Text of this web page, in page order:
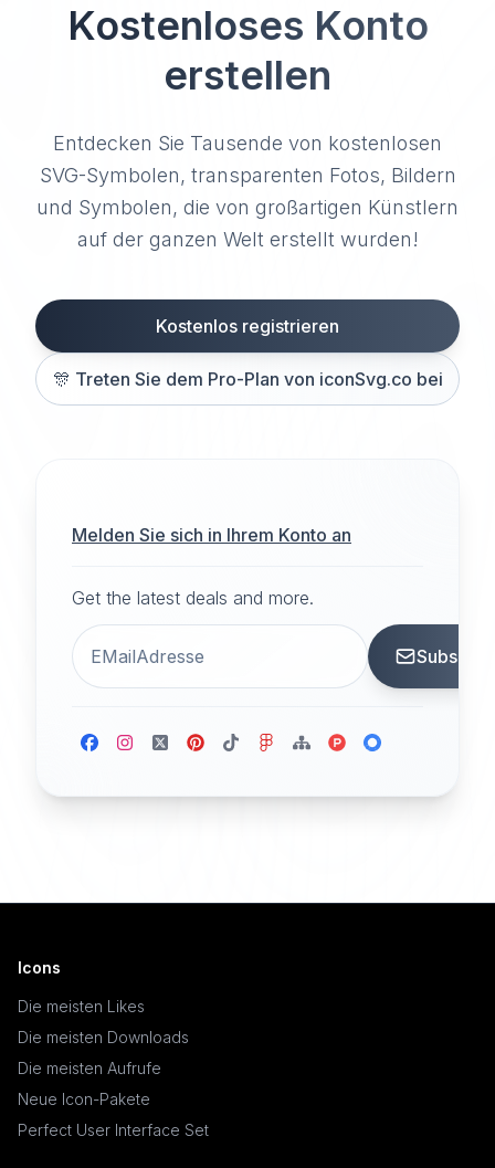
Kostenloses Konto
erstellen
Entdecken Sie Tausende von kostenlosen
SVG-Symbolen, transparenten Fotos, Bildern
und Symbolen, die von großartigen Künstlern
auf der ganzen Welt erstellt wurden!
Kostenlos registrieren
🎊 Treten Sie dem Pro-Plan von iconSvg.co bei
Melden Sie sich in Ihrem Konto an
Get the latest deals and more.
Icons
Die meisten Likes
Die meisten Downloads
Die meisten Aufrufe
Neue Icon-Pakete
Perfect User Interface Set